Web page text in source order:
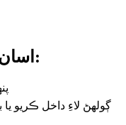
اسان ڏانهن پنهنجو پيغام موڪليو:
ڳولهڻ لاءِ داخل ڪريو